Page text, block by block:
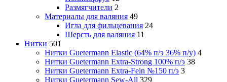
Размягчители 2
Материалы для валяния 49
Игла для фильцевания 24
Шерсть для валяния 11
Нитки 501
Нитки Guetermann Elastic (64% п/э 36% п/у) 4
Нитки Guetermann Extra-Strong 100% п/э 38
Нитки Guetermann Extra-Fein №150 п/э 3
Нитки Guetermann Sew-All 329